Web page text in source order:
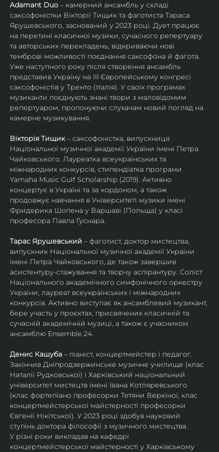
Adamant Duo – камерний ансамбль у складі
саксофоністки Вікторії Тищик та фаготиста Тараса
Ярушевського, заснований у 2023 році. Дует працює
на перетині класичної музики, сучасного репертуару
та авторських перекладень, відкриваючи нові
темброві можливості поєднання саксофона й фагота.
Уже наступного року після створення ансамбль
представив Україну на ІІІ Європейському конгресі
саксофоністів у Тренто (Італія). У своїх програмах
музиканти поєднують знані твори з маловідомим
репертуаром, пропонуючи слухачам новий погляд на
камерне музикування.
Вікторія Тищик – саксофоністка, випускниця
Національної музичної академії України імені Петра
Чайковського. Лауреатка всеукраїнських та
міжнародних конкурсів, стипендіатка програми
Yamaha Music Gulf Scholarship (2019). Активно
концертує в Україні та за кордоном, а також
продовжує навчання в Університеті музики імені
Фридерика Шопена у Варшаві (Польща) у класі
професора Павла Гуснара.
Тарас Ярушевський – фаготист, доктор мистецтва,
випускник Національної музичної академії України
імені Петра Чайковського, де також завершив
асистентуру-стажування та творчу аспірантуру. Соліст
Національного академічного симфонічного оркестру
України, лауреат всеукраїнських і міжнародних
конкурсів. Активно виступає як ансамблевий музикант,
бере участь у проєктах, присвячених класичній та
сучасній академічній музиці, а також є учасником
ансамблю Ensemble 24.
Денис Кашуба – піаніст, концертмейстер і педагог.
Закінчив Дніпродзержинське музичне училище (клас
Наталії Рудковської) і Харківський національний
університет мистецтв імені Івана Котляревського
(клас фортепіано професорки Тетяни Веркіної, клас
концертмейстерської майстерності професорки
Євгенії Нікітської). У 2023 році здобув науковий
ступінь доктора філософії з музичного мистецтва.
У різні роки викладав на кафедрі
концертмейстерської майстерності у Харківському